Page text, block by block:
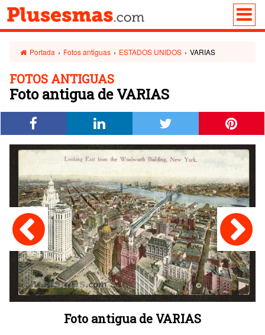
Portada › Fotos antiguas › ESTADOS UNIDOS › VARIAS
FOTOS ANTIGUAS
Foto antigua de VARIAS
Foto antigua de VARIAS